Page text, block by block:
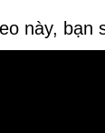
này, bạn